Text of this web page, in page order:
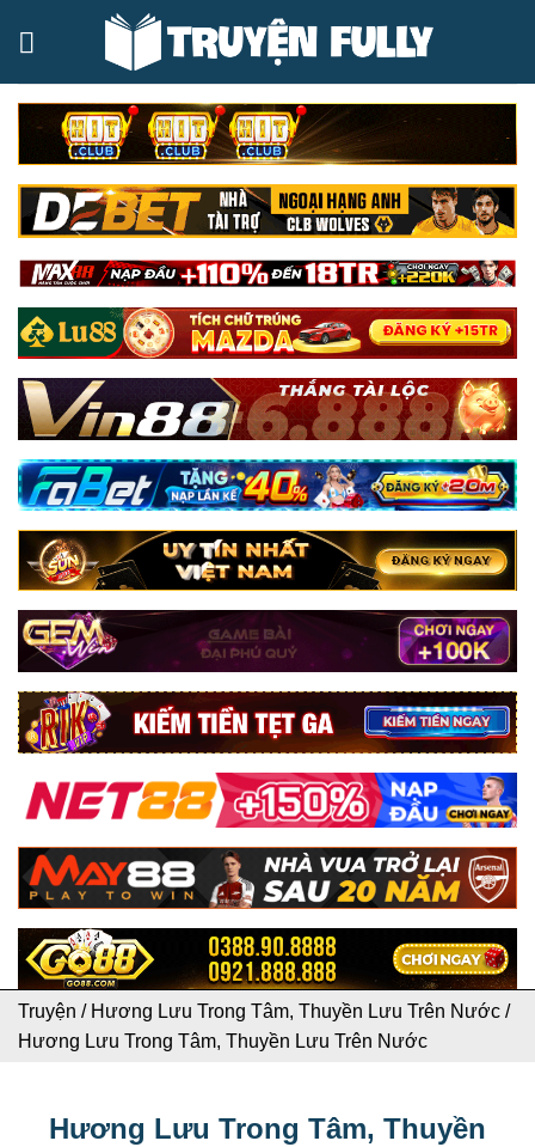
Truyện / Hương Lưu Trong Tâm, Thuyền Lưu Trên Nước /
Hương Lưu Trong Tâm, Thuyền Lưu Trên Nước
Hương Lưu Trong Tâm, Thuyền